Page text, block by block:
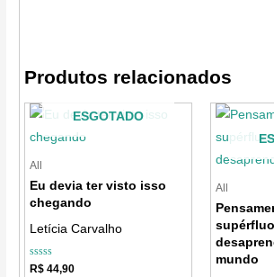
Produtos relacionados
ESGOTADO
All
Eu devia ter visto isso
chegando
Letícia Carvalho
Avaliação
R$ 44,90
All
mundo